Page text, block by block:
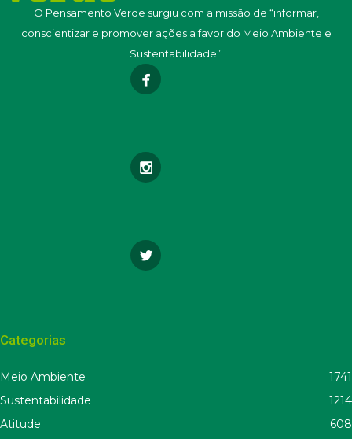
O Pensamento Verde surgiu com a missão de “informar,
conscientizar e promover ações a favor do Meio Ambiente e
Sustentabilidade”.
Categorias
Meio Ambiente
1741
Sustentabilidade
1214
Atitude
608